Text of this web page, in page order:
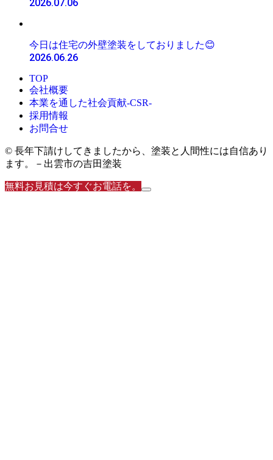
2026.07.06
今日は住宅の外壁塗装をしておりました😊
2026.06.26
TOP
会社概要
本業を通した社会貢献-CSR-
採用情報
お問合せ
© 長年下請けしてきましたから、塗装と人間性には自信あり
ます。－出雲市の吉田塗装
無料お見積は今すぐお電話を。